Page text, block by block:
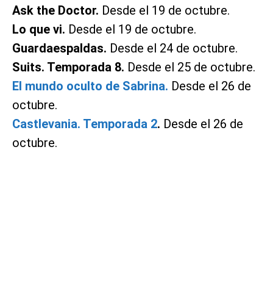
Ask the Doctor. Desde el 19 de octubre.
Lo que vi. Desde el 19 de octubre.
Guardaespaldas. Desde el 24 de octubre.
Suits. Temporada 8. Desde el 25 de octubre.
El mundo oculto de Sabrina. Desde el 26 de
octubre.
Castlevania. Temporada 2. Desde el 26 de
octubre.